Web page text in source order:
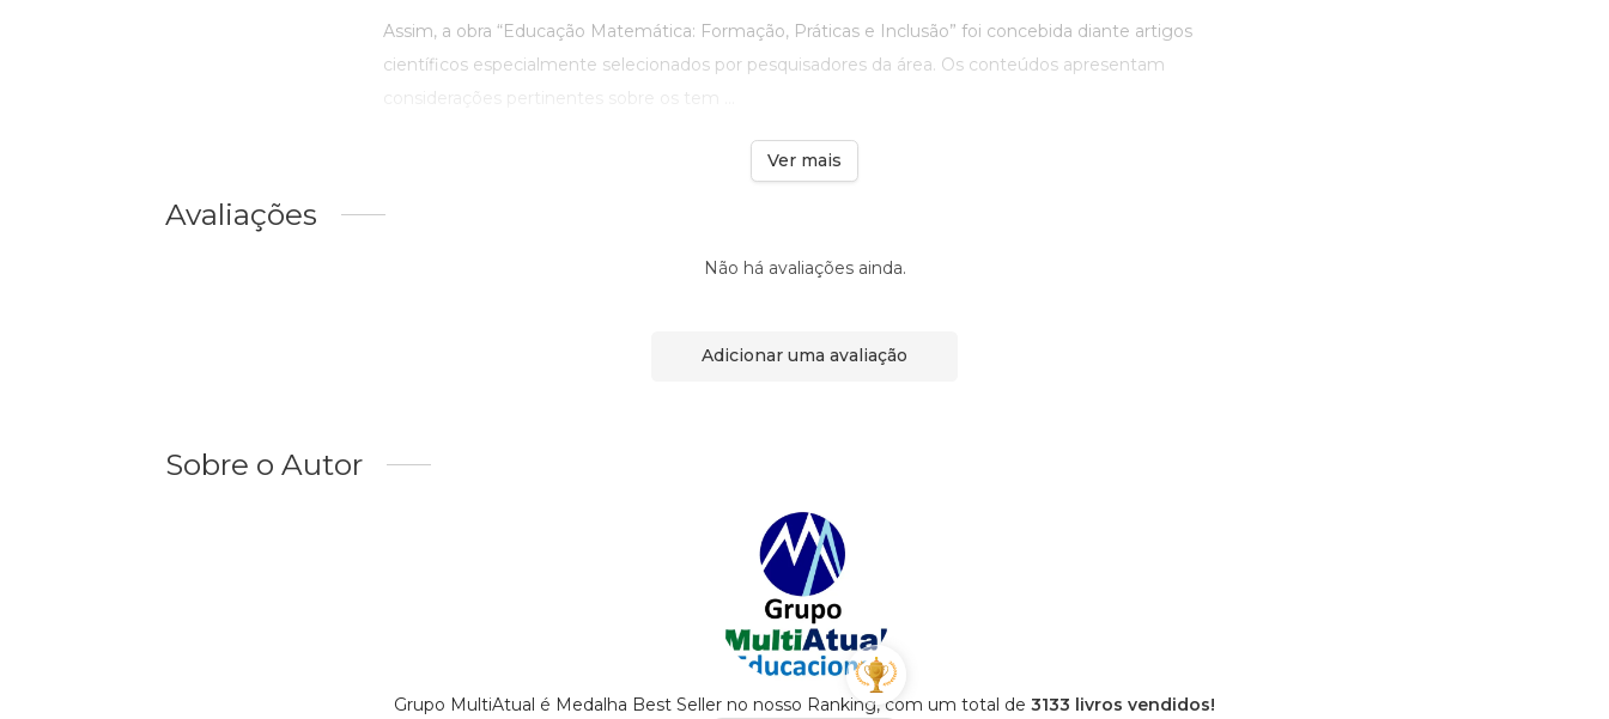
Assim, a obra “Educação Matemática: Formação, Práticas e Inclusão” foi concebida diante artigos
científicos especialmente selecionados por pesquisadores da área. Os conteúdos apresentam
considerações pertinentes sobre os tem ...
Ver mais
Avaliações
Não há avaliações ainda.
Adicionar uma avaliação
Sobre o Autor
Grupo MultiAtual é Medalha Best Seller no nosso Ranking, com um total de 3133 livros vendidos!